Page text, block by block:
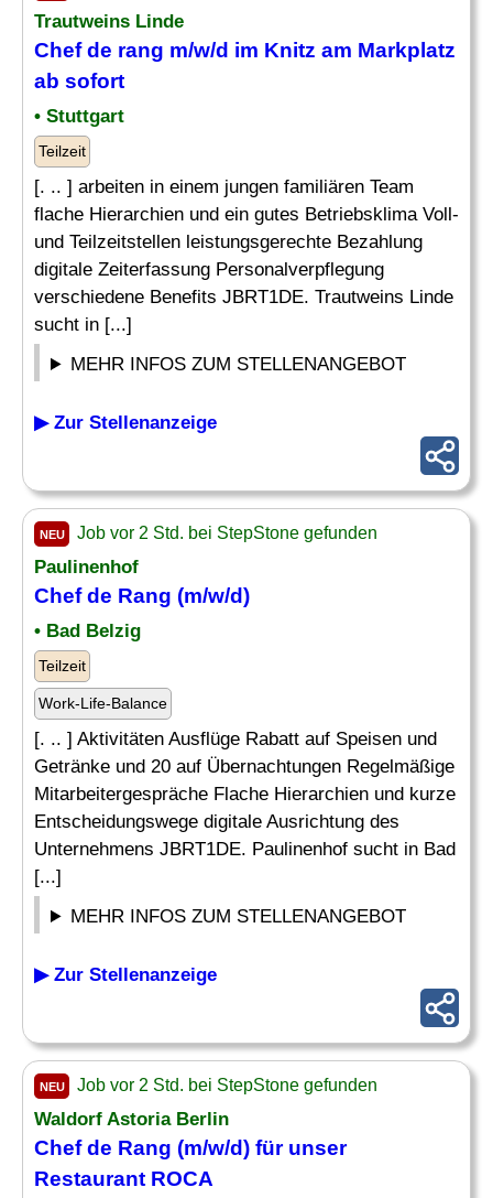
Trautweins Linde
Chefde rang m/w/d im Knitz am Markplatz
ab sofort
• Stuttgart
Teilzeit
[. .. ] arbeiten in einem jungen familiären Team
flache Hierarchien und ein gutes Betriebsklima Voll-
und Teilzeitstellen leistungsgerechte Bezahlung
digitale Zeiterfassung Personalverpflegung
verschiedene Benefits JBRT1DE. Trautweins Linde
sucht in [...]
MEHR INFOS ZUM STELLENANGEBOT
▶ Zur Stellenanzeige
NEU Job vor 2 Std. bei StepStone gefunden
Paulinenhof
Chefde Rang (m/w/d)
• Bad Belzig
Teilzeit
Work-Life-Balance
[. .. ] Aktivitäten Ausflüge Rabatt auf Speisen und
Getränke und 20 auf Übernachtungen Regelmäßige
Mitarbeitergespräche Flache Hierarchien und kurze
Entscheidungswege digitale Ausrichtung des
Unternehmens JBRT1DE. Paulinenhof sucht in Bad
[...]
MEHR INFOS ZUM STELLENANGEBOT
▶ Zur Stellenanzeige
NEU Job vor 2 Std. bei StepStone gefunden
Waldorf Astoria Berlin
Chefde Rang (m/w/d) für unser
Restaurant ROCA